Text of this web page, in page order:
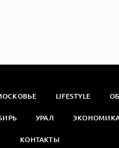
LIFESTYLE
УРАЛ
КОНТАКТЫ